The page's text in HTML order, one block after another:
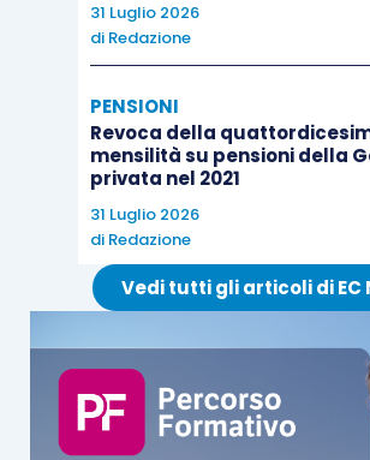
31 Luglio 2026
di Redazione
PENSIONI
Revoca della
mensilità su pensioni della
privata nel 2021
31 Luglio 2026
di Redazione
Vedi tutti gli articoli di EC